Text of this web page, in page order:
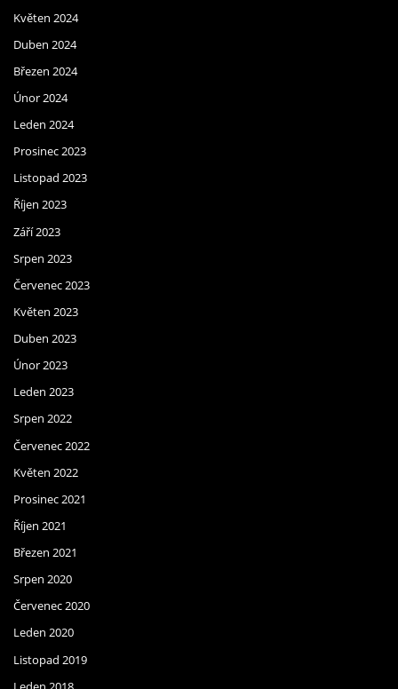
Květen 2024
Duben 2024
Březen 2024
Únor 2024
Leden 2024
Prosinec 2023
Listopad 2023
Říjen 2023
Září 2023
Srpen 2023
Červenec 2023
Květen 2023
Duben 2023
Únor 2023
Leden 2023
Srpen 2022
Červenec 2022
Květen 2022
Prosinec 2021
Říjen 2021
Březen 2021
Srpen 2020
Červenec 2020
Leden 2020
Listopad 2019